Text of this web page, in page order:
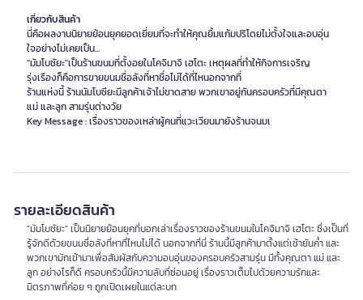
เกี่ยวกับสินค้า
นี่คือผลงานนิยายย้อนยุคยอดเยี่ยมที่จะทำให้คุณยิ้มแก้มปริโดยไม่ตั้งใจและอบอุ่น
ใจอย่างไม่เคยเป็น...
"มัมโบชัยะ"เป็นร้านขนมที่ตั้งอยในโคจิมาจิ เฮโตะ เหตุผลที่ทำให้กิจการเจริญ
รุ่งเรืองก็คือการขายขนมชื่อลังที่หาชื่อไม่ได้ที่ไหนอกจากที่
ร้านแห่งนี้ ร้านนัมโบชียะมีลูกค้าเจ้าไม่ขาดสาย พวกเขาอยู่กันครอบครัวที่มีคุณตา
แม่ และลูก สามรุ่นต่างวัย
Key Message : เรื่องราวของเหล่าผู้คนที่แวะเวียนมายังร้านจนมเ
รายละเอียดสินค้า
"มัมโบชัยะ" เป็นนิยายย้อนยุคที่บอกเล่าเรื่องราวของร้านขนมในโคจิมาจิ เฮโตะ ซึ่งเป็นที่
รู้จักดีด้วยขนมชื่อลังที่หาที่ไหนไม่ได้ นอกจากที่นี่ ร้านนี้มีลูกค้ามาตั้งแต่เช้ายันค่ำ และ
พวกเขามักเข้ามาเพื่อสัมผัสกับความอบอุ่นของครอบครัวสามรุ่น มีทั้งคุณตา แม่ และ
ลูก อย่างไรก็ดี ครอบครัวนี้มีความลับที่ซ่อนอยู่ เรื่องราวเต็มไปด้วยความรักและ
มิตรภาพที่ค่อย ๆ ถูกเปิดเผยในแต่ละบท